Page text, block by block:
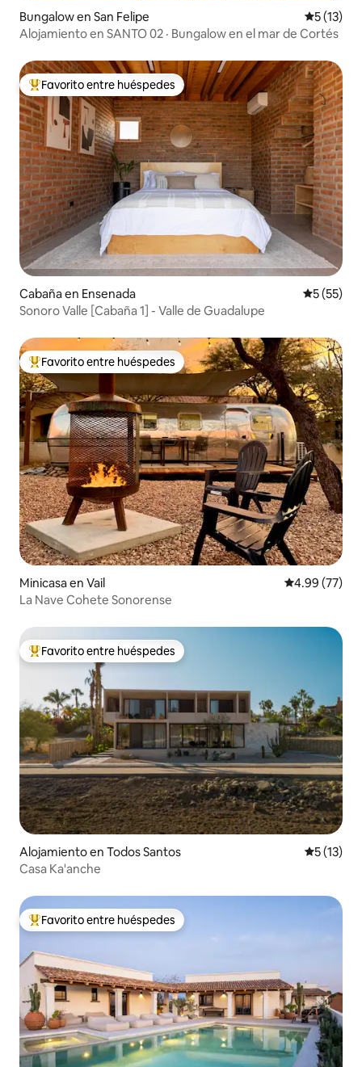
Bungalow en San Felipe
5 (13)
Alojamiento en SANTO 02 · Bungalow en el mar de Cortés
Favorito entre huéspedes preferido
Favorito entre huéspedes
Cabaña en Ensenada
5 (55)
Sonoro Valle [Cabaña 1] - Valle de Guadalupe
Favorito entre huéspedes preferido
Favorito entre huéspedes
Minicasa en Vail Calificación
4.99 (77)
La Nave Cohete Sonorense
Favorito entre huéspedes preferido
Favorito entre huéspedes
Alojamiento en Todos Santos
5 (13)
Casa Ka'anche
Favorito entre huéspedes preferido
Favorito entre huéspedes